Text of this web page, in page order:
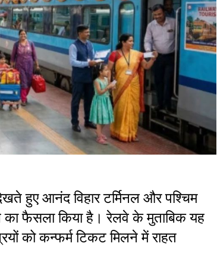
हुए आनंद विहार टर्मिनल और पश्चिम
फैसला किया है। रेलवे के मुताबिक यह
को कन्फर्म टिकट मिलने में राहत